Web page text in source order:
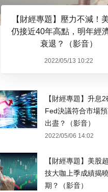
【財經專題】壓力不減！
仍接近40年高點，明年經
衰退？（影音）
2022/05/13 10:22
【財經專題】升息
Fed決議符合市場
出盡？（影音）
2022/05/06 14:02
【財經專題】美股
技大咖上季成績揭
期？（影音）